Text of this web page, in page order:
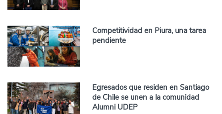
Competitividad en Piura, una tarea
pendiente
Egresados que residen en Santiago
de Chile se unen a la comunidad
Alumni UDEP